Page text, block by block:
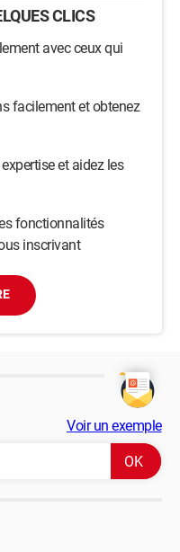
CLICS
avec ceux qui
facilement et obtenez
et aidez les
fonctionnalités
inscrivant
Voir un exemple